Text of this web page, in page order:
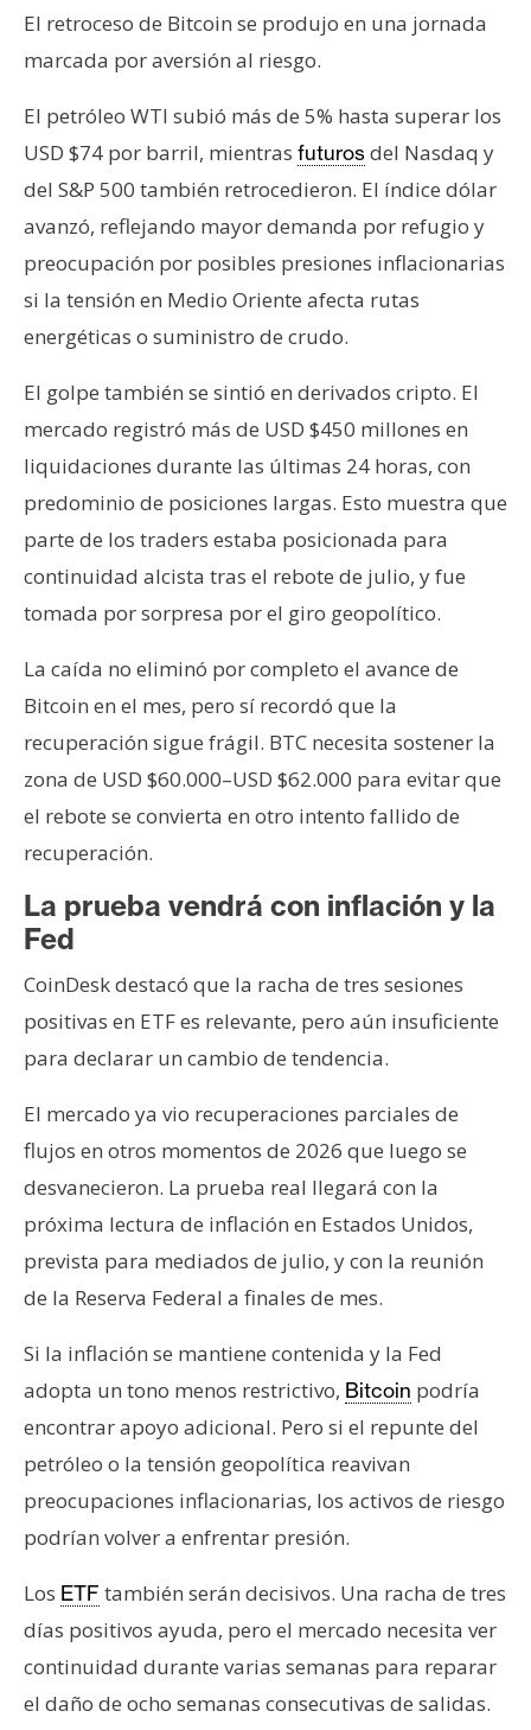
El retroceso de Bitcoin se produjo en una jornada
marcada por aversión al riesgo.
El petróleo WTI subió más de 5% hasta superar los
USD $74 por barril, mientras futurosdel Nasdaq y
del S&P 500 también retrocedieron. El índice dólar
avanzó, reflejando mayor demanda por refugio y
preocupación por posibles presiones inflacionarias
si la tensión en Medio Oriente afecta rutas
energéticas o suministro de crudo.
El golpe también se sintió en derivados cripto. El
mercado registró más de USD $450 millones en
liquidaciones durante las últimas 24 horas, con
predominio de posiciones largas. Esto muestra que
parte de los traders estaba posicionada para
continuidad alcista tras el rebote de julio, y fue
tomada por sorpresa por el giro geopolítico.
La caída no eliminó por completo el avance de
Bitcoin en el mes, pero sí recordó que la
recuperación sigue frágil. BTC necesita sostener la
zona de USD $60.000–USD $62.000 para evitar que
el rebote se convierta en otro intento fallido de
recuperación.
La prueba vendrá con inflación y la
Fed
CoinDesk destacó que la racha de tres sesiones
positivas en ETF es relevante, pero aún insuficiente
para declarar un cambio de tendencia.
El mercado ya vio recuperaciones parciales de
flujos en otros momentos de 2026 que luego se
desvanecieron. La prueba real llegará con la
próxima lectura de inflación en Estados Unidos,
prevista para mediados de julio, y con la reunión
de la Reserva Federal a finales de mes.
Si la inflación se mantiene contenida y la Fed
adopta un tono menos restrictivo, Bitcoin podría
encontrar apoyo adicional. Pero si el repunte del
petróleo o la tensión geopolítica reavivan
preocupaciones inflacionarias, los activos de riesgo
podrían volver a enfrentar presión.
Los ETF también serán decisivos. Una racha de tres
días positivos ayuda, pero el mercado necesita ver
continuidad durante varias semanas para reparar
el daño de ocho semanas consecutivas de salidas.